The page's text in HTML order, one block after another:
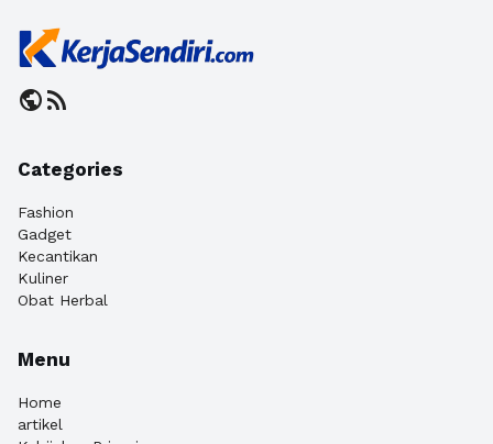
publicrss_feed
Categories
Fashion
Gadget
Kecantikan
Kuliner
Obat Herbal
Menu
Home
artikel